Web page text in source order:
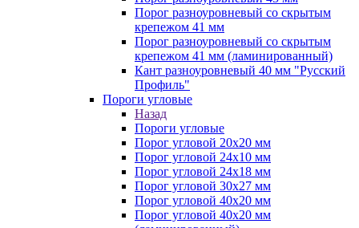
Порог разноуровневый со скрытым
крепежом 41 мм
Порог разноуровневый со скрытым
крепежом 41 мм (ламинированный)
Кант разноуровневый 40 мм "Русский
Профиль"
Пороги угловые
Назад
Пороги угловые
Порог угловой 20х20 мм
Порог угловой 24х10 мм
Порог угловой 24х18 мм
Порог угловой 30х27 мм
Порог угловой 40х20 мм
Порог угловой 40х20 мм